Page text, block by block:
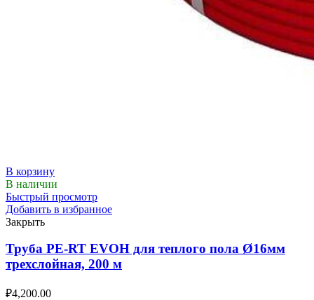
В корзину
В наличии
Быстрый просмотр
Добавить в избранное
Закрыть
Труба PE-RT EVOH для теплого пола Ø16мм
трехслойная, 200 м
₽4,200.00